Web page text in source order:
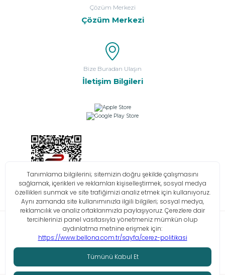
Çözüm Merkezi
Çözüm Merkezi
Bize Buradan Ulaşın
İletişim Bilgileri
Bilgi Toplumu Hizmetleri KVKK Çerez Politikası İşlem Rehberi